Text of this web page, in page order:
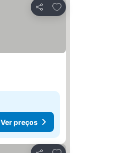
Partilhar
Adicionar aos favoritos
Ver preços